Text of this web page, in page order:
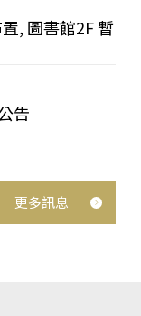
, 圖書館2F 暫
告
更多訊息